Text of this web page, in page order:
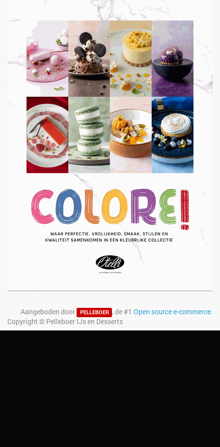
Aangeboden door PELLEBOER , de #1 Open source e-commerce.
Copyright © Pelleboer IJs en Desserts